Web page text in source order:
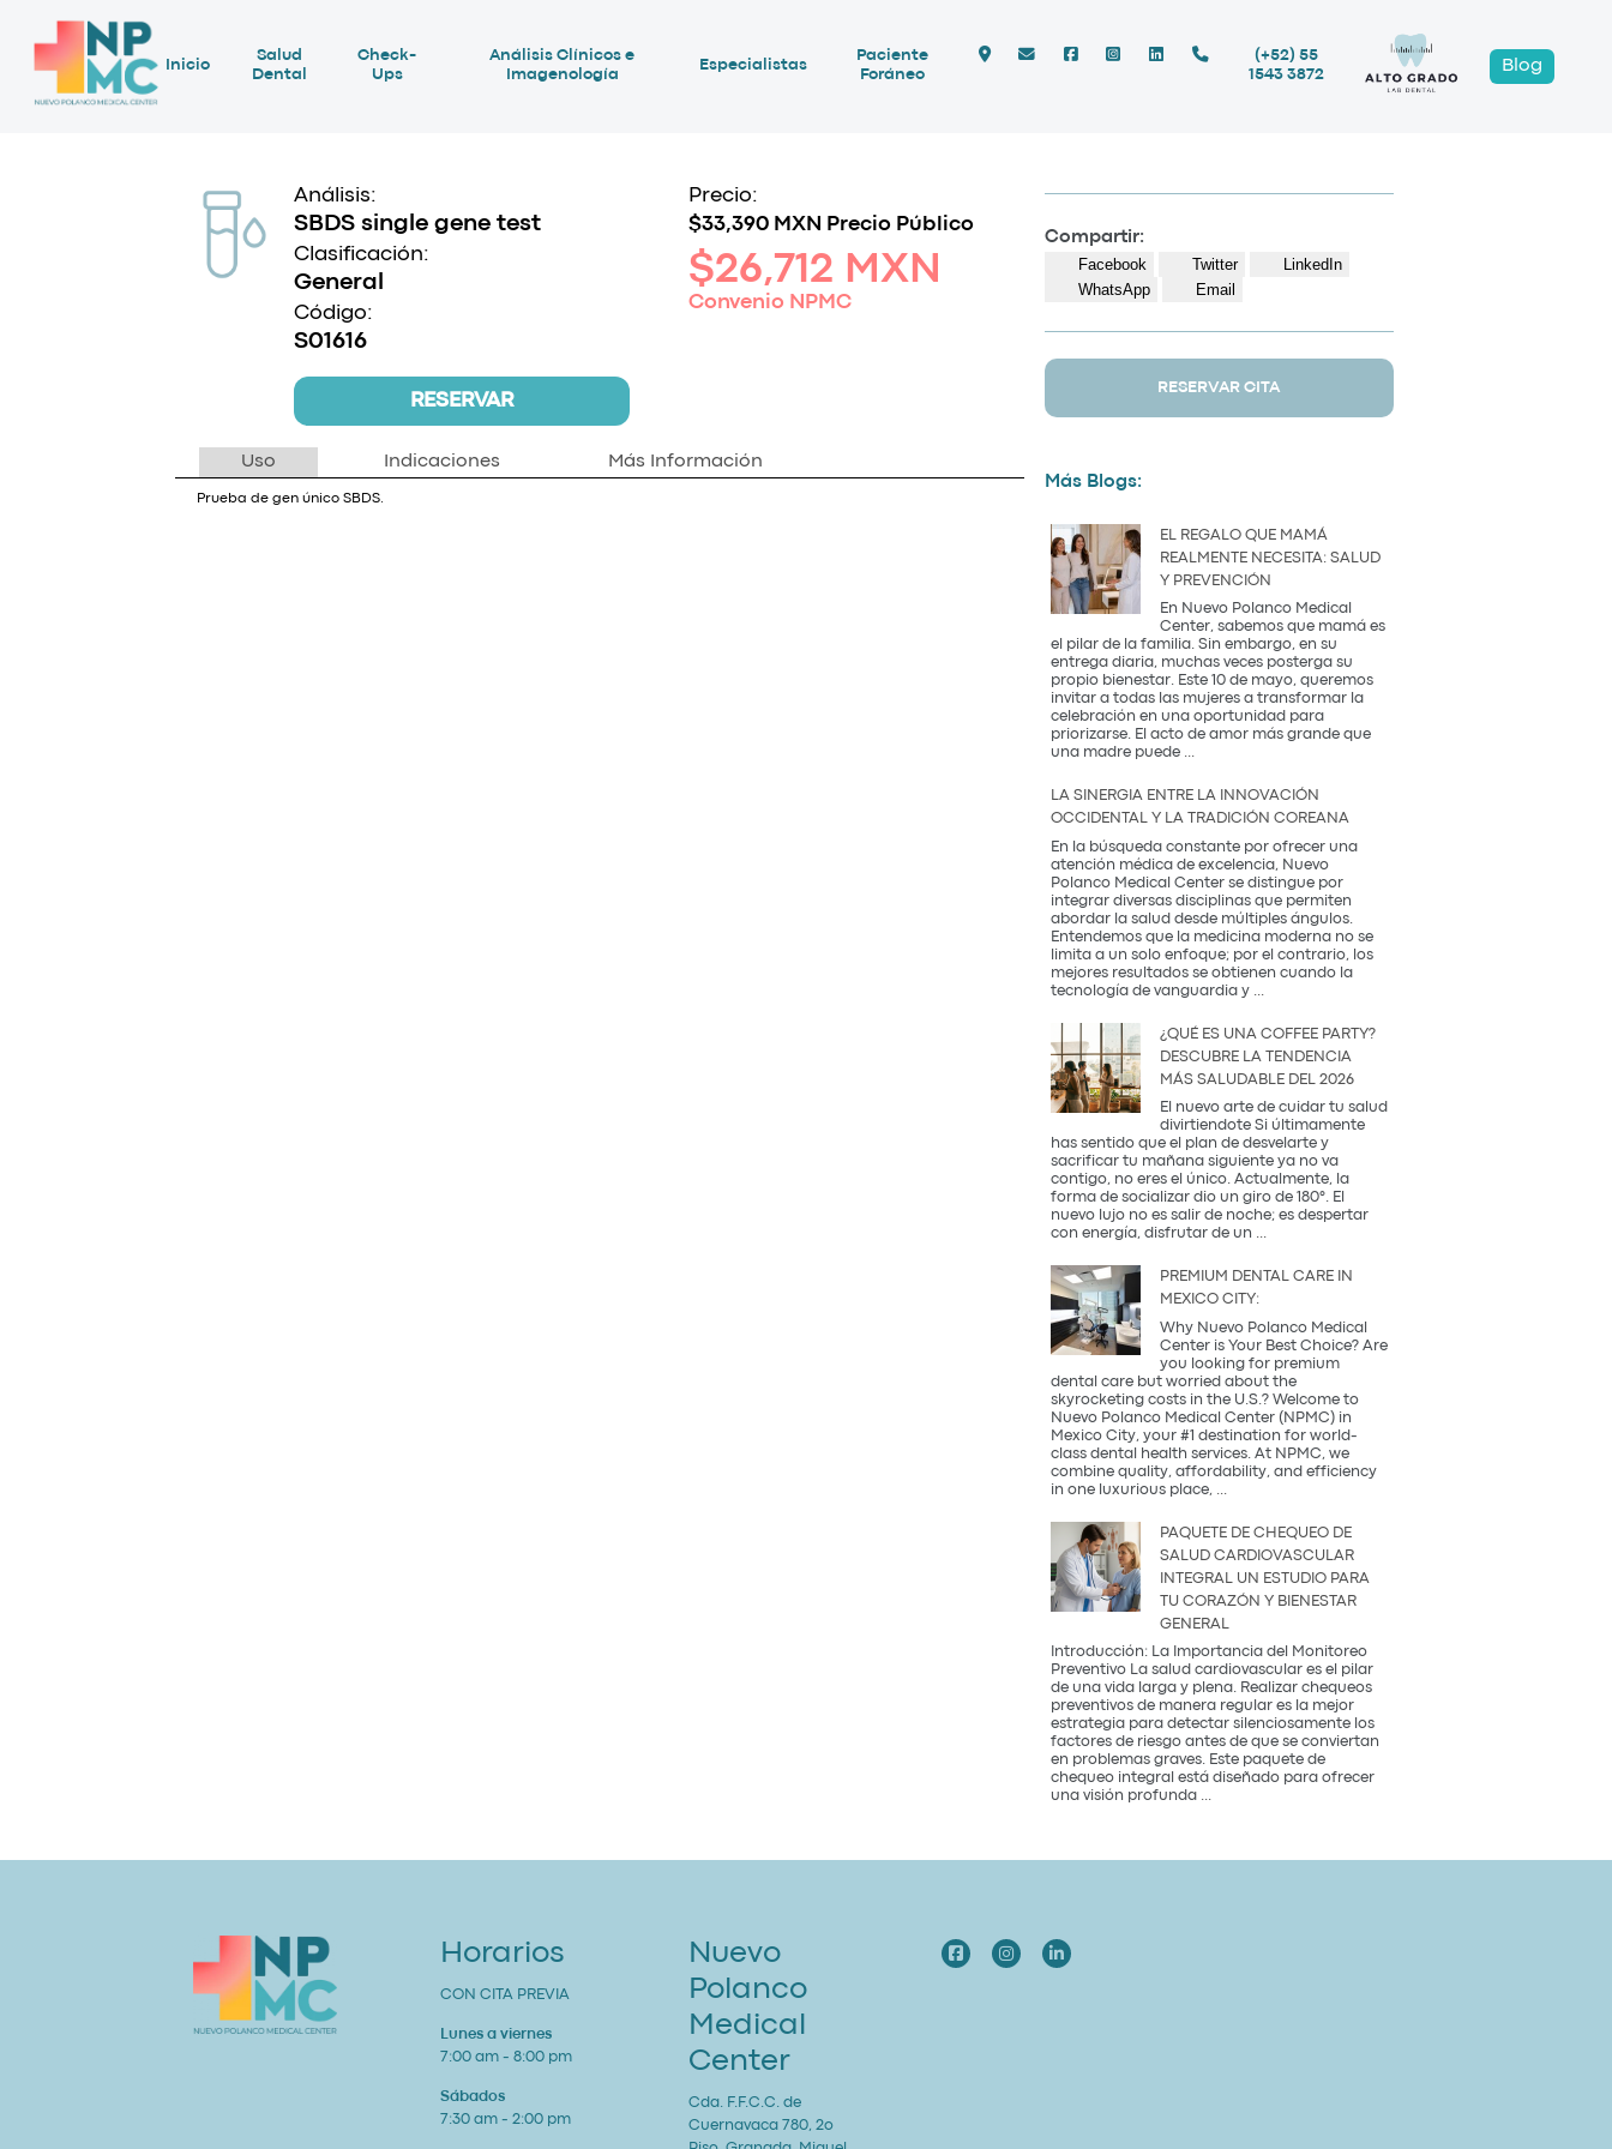
Inicio
Salud
Dental
Check-
Ups
Análisis Clínicos e
Imagenología
Especialistas
Paciente
Foráneo
(+52) 55
1543 3872
Blog
Análisis:
SBDS single gene test
Clasificación:
General
Código:
S01616
RESERVAR
Precio:
$33,390 MXN Precio Público
$26,712 MXN
Convenio NPMC
Uso Indicaciones Más Información
Prueba de gen único SBDS.
Compartir:
Facebook Twitter
LinkedIn
WhatsApp
Email
RESERVAR CITA
Más Blogs:
EL REGALO QUE MAMÁ
REALMENTE NECESITA: SALUD
Y PREVENCIÓN
En Nuevo Polanco Medical
Center, sabemos que mamá es
el pilar de la familia. Sin embargo, en su
entrega diaria, muchas veces posterga su
propio bienestar. Este 10 de mayo, queremos
invitar a todas las mujeres a transformar la
celebración en una oportunidad para
priorizarse. El acto de amor más grande que
una madre puede ...
que
Realmente
Necesita:
Salud
y
Prevención
LA SINERGIA ENTRE LA INNOVACIÓN
OCCIDENTAL Y LA TRADICIÓN COREANA
En la búsqueda constante por ofrecer una
atención médica de excelencia, Nuevo
Polanco Medical Center se distingue por
integrar diversas disciplinas que permiten
abordar la salud desde múltiples ángulos.
Entendemos que la medicina moderna no se
limita a un solo enfoque; por el contrario, los
mejores resultados se obtienen cuando la
tecnología de vanguardia y
entre
Innovación
Occidental
la
Tradición
Coreana
¿QUÉ ES UNA COFFEE PARTY?
DESCUBRE LA TENDENCIA
MÁS SALUDABLE DEL 2026
El nuevo arte de cuidar tu salud
divirtiendote Si últimamente
has sentido que el plan de desvelarte y
sacrificar tu mañana siguiente ya no va
contigo, no eres el único. Actualmente, la
forma de socializar dio un giro de 180°. El
nuevo lujo no es salir de noche; es despertar
con energía, disfrutar de un ...
una
Descubre
la
tendencia
más
saludable
del
2026
PREMIUM DENTAL CARE IN
MEXICO CITY:
Why Nuevo Polanco Medical
Center is Your Best Choice? Are
you looking for premium
dental care but worried about the
skyrocketing costs in the U.S.? Welcome to
Nuevo Polanco Medical Center (NPMC) in
Mexico City, your #1 destination for world-
class dental health services. At NPMC, we
combine quality, affordability, and efficiency
in one luxurious place,
Care
Mexico
City:
PAQUETE DE CHEQUEO DE
SALUD CARDIOVASCULAR
INTEGRAL UN ESTUDIO PARA
TU CORAZÓN Y BIENESTAR
GENERAL
Introducción: La Importancia del Monitoreo
Preventivo La salud cardiovascular es el pilar
de una vida larga y plena. Realizar chequeos
preventivos de manera regular es la mejor
estrategia para detectar silenciosamente los
factores de riesgo antes de que se conviertan
en problemas graves. Este paquete de
chequeo integral está diseñado para ofrecer
una visión profunda ...
Horarios
CON CITA PREVIA
Lunes a viernes
7:00 am - 8:00 pm
Sábados
7:30 am - 2:00 pm
Nuevo
Polanco
Medical
Center
Cda. F.F.C.C. de
Cuernavaca 780, 2o